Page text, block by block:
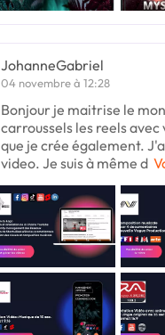
JohanneGabriel
04 novembre à 12:28
Bonjour je maitrise le
carroussels les reels
que je crée également.
video. Je suis à même d